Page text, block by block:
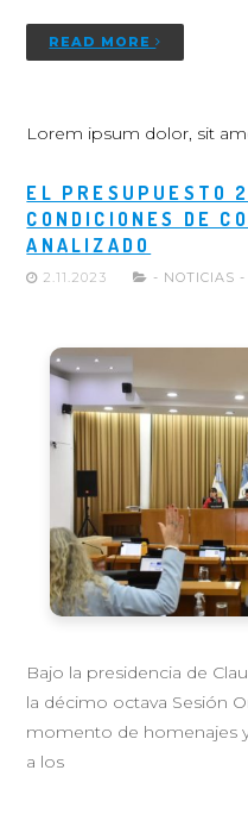
READ MORE
Lorem ipsum dolor, sit
EL PRESUPUESTO
CONDICIONES DE
ANALIZADO
2.11.2023 - NOTICIAS -
Bajo la presidencia de
la décimo octava Sesión
momento de homenajes
a los